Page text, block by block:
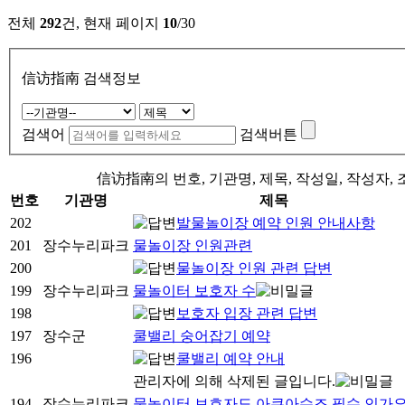
전체 292건, 현재 페이지 10/30
信访指南 검색정보
검색어 검색버튼
信访指南의 번호, 기관명, 제목, 작성일, 작성자,
번호
기관명
제목
202
발물놀이장 예약 인원 안내사항
201
장수누리파크 물놀이장 인원관련
200
물놀이장 인원 관련 답변
199
장수누리파크 물놀이터 보호자 수
198
보호자 입장 관련 답변
197
장수군
쿨밸리 숭어잡기 예약
196
쿨밸리 예약 안내
관리자에 의해 삭제된 글입니다.